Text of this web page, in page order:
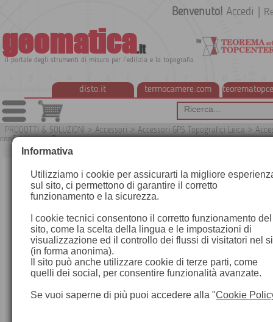
geomatica.it
Il portale degli strumenti di misura per l'edilizia e la topografia
disto.it termocamere.com
Benvenuto! Accedi
PRODOTTI & SOLUZIONI > Accessori > Accessori GPS Topografici Leica >
configurazione Base
Informativa
Utilizziamo i cookie per assicurarti la migliore
sul sito, ci permettono di garantire il corretto
funzionamento e la sicurezza.
I cookie tecnici consentono il corretto funzionamento del
sito, come la scelta della lingua e le impostazioni di
visualizzazione ed il controllo dei flussi di visitatori nel
(in forma anonima).
Il sito può anche utilizzare cookie di terze parti, come
quelli dei social, per consentire funzionalità avanzate.
Se vuoi saperne di più puoi accedere alla "Cookie